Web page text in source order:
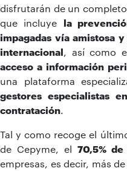
disfrutarán de un
que incluye la
impagadas vía amistosa
internacional , así como
acceso a información
una plataforma
gestores especialistas
contratación
Tal y como recoge el
de Cepyme, el70,5%
empresas, es decir, más